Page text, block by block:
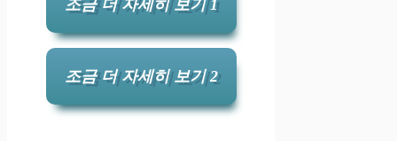
조금 더 자세히 보기 1
조금 더 자세히 보기 2